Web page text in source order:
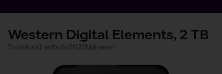
Western Digital Elements, 2 TB
Tootekood: wdbu6y0020bbk-wesn